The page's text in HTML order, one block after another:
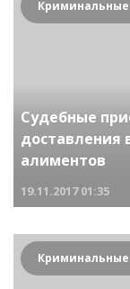
Судебные
доставления
алиментов
19.11.2017 01:35